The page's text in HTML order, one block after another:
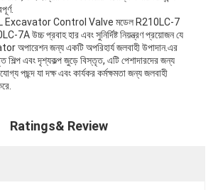
Excavator Control Valve মডেল R210LC-7
উচ্চ প্রবাহ হার এবং সুনির্দিষ্ট নিয়ন্ত্রণ প্রয়োজন যে
অপারেশন জন্য একটি অপরিহার্য জলবাহী উপাদান.এর
শিল্প এবং দৃশ্যকল্প জুড়ে বিস্তৃত, এটি পেশাদারদের জন্য
পছন্দ যা দক্ষ এবং কার্যকর কর্মক্ষমতা জন্য জলবাহী
Ratings& Review